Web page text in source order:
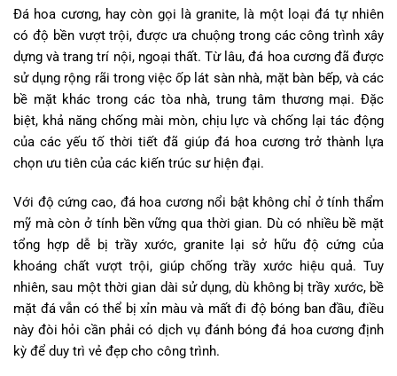
Đá hoa cương, hay còn gọi là granite, là một loại đá tự nhiên
có độ bền vượt trội, được ưa chuộng trong các công trình xây
dựng và trang trí nội, ngoại thất. Từ lâu, đá hoa cương đã được
sử dụng rộng rãi trong việc ốp lát sàn nhà, mặt bàn bếp, và các
bề mặt khác trong các tòa nhà, trung tâm thương mại. Đặc
biệt, khả năng chống mài mòn, chịu lực và chống lại tác động
của các yếu tố thời tiết đã giúp đá hoa cương trở thành lựa
chọn ưu tiên của các kiến trúc sư hiện đại.
Với độ cứng cao, đá hoa cương nổi bật không chỉ ở tính thẩm
mỹ mà còn ở tính bền vững qua thời gian. Dù có nhiều bề mặt
tổng hợp dễ bị trầy xước, granite lại sở hữu độ cứng của
khoáng chất vượt trội, giúp chống trầy xước hiệu quả. Tuy
nhiên, sau một thời gian dài sử dụng, dù không bị trầy xước, bề
mặt đá vẫn có thể bị xỉn màu và mất đi độ bóng ban đầu, điều
này đòi hỏi cần phải có dịch vụ đánh bóng đá hoa cương định
kỳ để duy trì vẻ đẹp cho công trình.